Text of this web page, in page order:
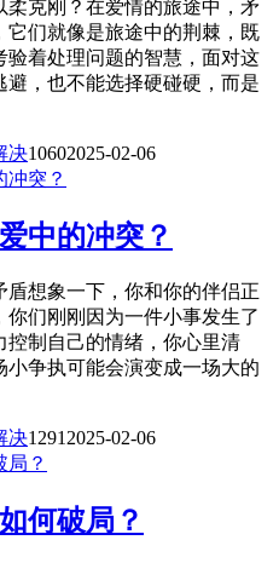
柔克刚？在爱情的旅途中，矛
它们就像是旅途中的荆棘，既
验着处理问题的智慧，面对这
，也不能选择硬碰硬，而是
决10602025-02-06
中的冲突？
想象一下，你和你的伴侣正
们刚刚因为一件小事发生了
控制自己的情绪，你心里清
争执可能会演变成一场大的
决1291 2025-02-06
何破局？